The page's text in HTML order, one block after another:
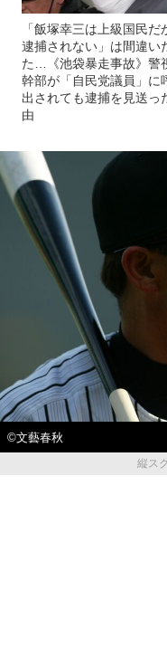
「飯塚幸三は上級国民だ
逮捕されない」は間違い
た…《池袋暴走事故》警
幹部が「自民党議員」に
出されても逮捕を見送っ
由
©文藝春秋
縦ス